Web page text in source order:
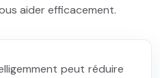
aider efficacement.
peut réduire